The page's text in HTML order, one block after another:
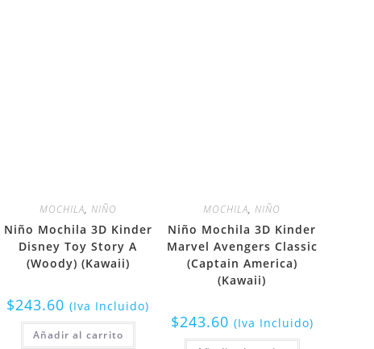
MOCHILA, NIÑO
Niño Mochila 3D Kinder
Disney Toy Story A
(Woody) (Kawaii)
$243.60 (Iva Incluido)
Añadir al carrito
MOCHILA,NIÑO
Niño Mochila 3D Kinder
Marvel Avengers Classic
(Captain America)
(Kawaii)
$243.60 (Iva Incluido)